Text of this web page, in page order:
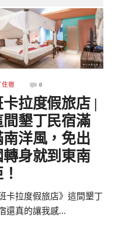
住宿 0
卡拉度假旅店 |
間墾丁民宿滿
南洋風，免出
轉身就到東南
班卡拉度假旅店》這間墾丁
還真的讓我感...